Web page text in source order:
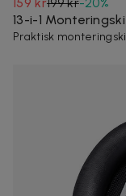
13-i-1
Praktisk